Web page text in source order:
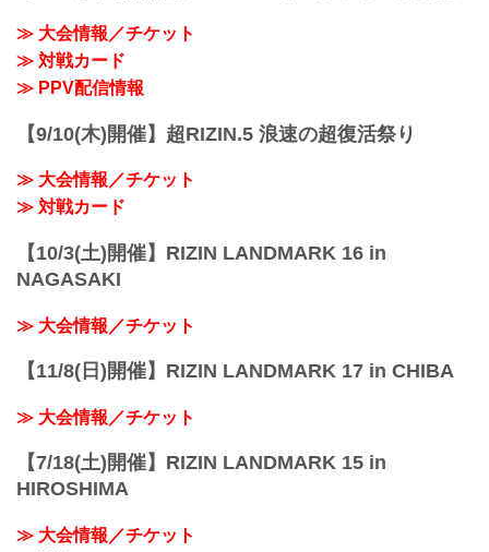
≫ 大会情報／チケット
≫ 対戦カード
≫ PPV配信情報
【9/10(木)開催】超RIZIN.5 浪速の超復活祭り
≫ 大会情報／チケット
≫ 対戦カード
【10/3(土)開催】RIZIN LANDMARK 16 in
NAGASAKI
≫ 大会情報／チケット
【11/8(日)開催】RIZIN LANDMARK 17 in CHIBA
≫ 大会情報／チケット
【7/18(土)開催】RIZIN LANDMARK 15 in
HIROSHIMA
≫ 大会情報／チケット